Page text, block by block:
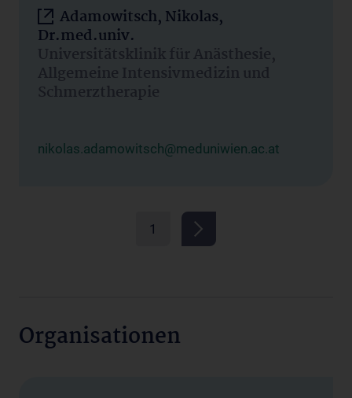
Adamowitsch, Nikolas,
Dr.med.univ.
Universitätsklinik für Anästhesie,
Allgemeine Intensivmedizin und
Schmerztherapie
nikolas.adamowitsch@meduniwien.ac.at
1
Organisationen